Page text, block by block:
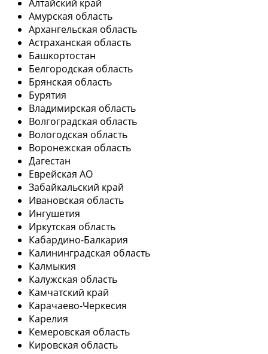
Алтайский край
Амурская область
Архангельская область
Астраханская область
Башкортостан
Белгородская область
Брянская область
Бурятия
Владимирская область
Волгоградская область
Вологодская область
Воронежская область
Дагестан
Еврейская АО
Забайкальский край
Ивановская область
Ингушетия
Иркутская область
Кабардино-Балкария
Калининградская область
Калмыкия
Калужская область
Камчатский край
Карачаево-Черкесия
Карелия
Кемеровская область
Кировская область